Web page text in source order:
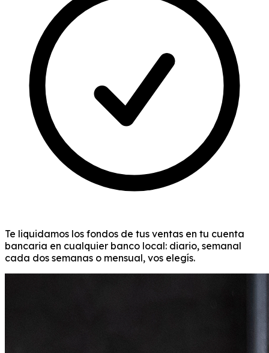
Te liquidamos los fondos de tus ventas en tu cuenta
bancaria en cualquier banco local: diario, semanal
cada dos semanas o mensual, vos elegís.